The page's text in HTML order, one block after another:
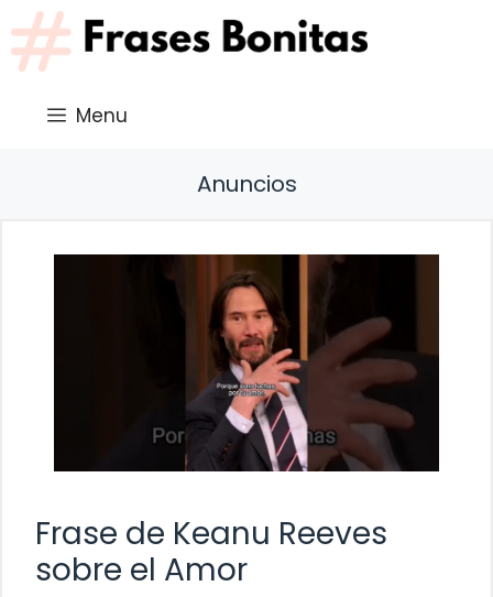
Saltar
al
contenido
Menu
Anuncios
Frase de Keanu Reeves
sobre el Amor